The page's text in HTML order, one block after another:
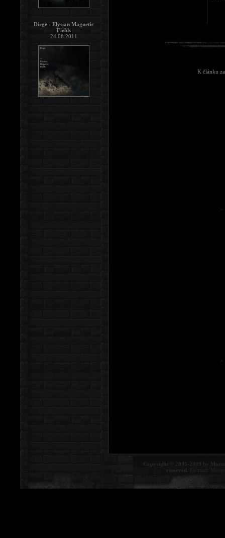
K článku
Copyright © 2005-2009 by
reserved. Contact:
Dirge - Elysian Magnetic
Fields
24.08.2011